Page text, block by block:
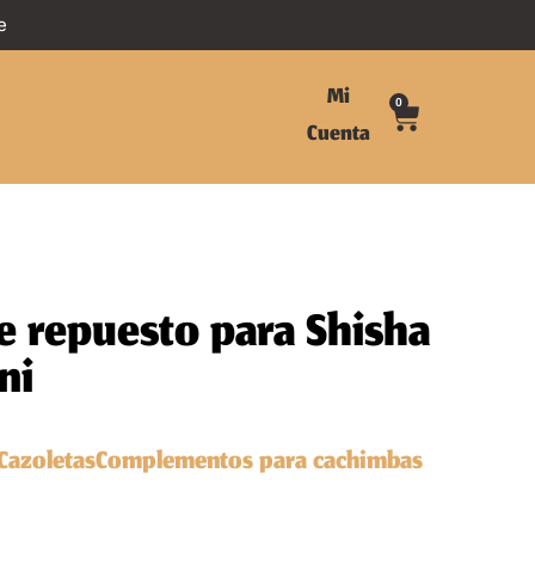
Mi
Cuenta
0
repuesto para Shisha
Complementos para cachimbas